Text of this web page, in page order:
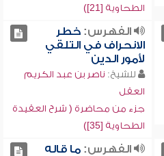
الطحاوية [21])
الفهرس:خطر
الانحراف في التلقي
لأمور الدين
للشيخ: ناصر بن عبد الكريم
العقل
جزء من محاضرة ( شرح العقيدة
الطحاوية [35])
الفهرس:ما قاله